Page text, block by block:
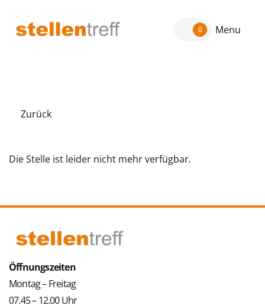
0 Menu
Zurück
Die Stelle ist leider nicht mehr verfügbar.
Öffnungszeiten
Montag – Freitag
07.45 – 12.00 Uhr